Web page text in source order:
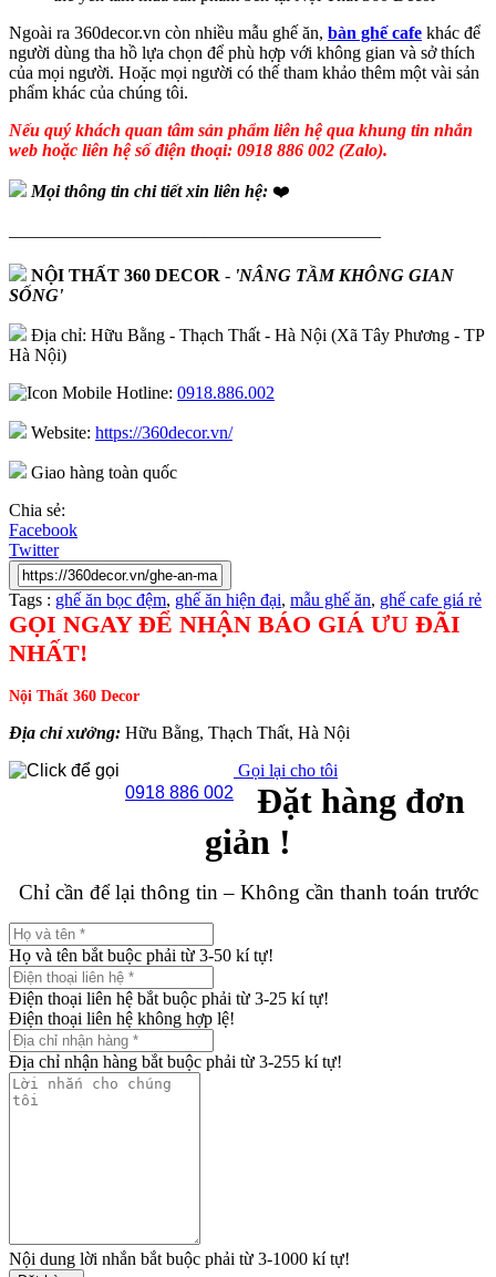
Ngoài ra 360decor.vn còn nhiều mẫu ghế ăn, bàn ghế cafe khác để
người dùng tha hồ lựa chọn để phù hợp với không gian và sở thích
của mọi người. Hoặc mọi người có thế tham khảo thêm một vài sản
phẩm khác của chúng tôi.
Nếu quý khách quan tâm sản phẩm liên hệ qua khung tin nhắn
web hoặc liên hệ số điện thoại: 0918 886 002 (Zalo).
Mọi thông tin chi tiết xin liên hệ: ❤️
—————————————————————
NỘI THẤT 360 DECOR - 'NÂNG TẦM KHÔNG GIAN
SỐNG'
Địa chỉ: Hữu Bằng - Thạch Thất - Hà Nội (Xã Tây Phương - TP
Hà Nội)
Hotline: 0918.886.002
Website: https://360decor.vn/
Giao hàng toàn quốc
Chia sẻ:
Facebook
Twitter
Tags : ghế ăn bọc đệm, ghế ăn hiện đại, mẫu ghế ăn, ghế cafe giá rẻ
GỌI NGAY ĐỂ NHẬN BÁO GIÁ ƯU ĐÃI
NHẤT!
Nội Thất 360 Decor
Địa chỉ xưởng: Hữu Bằng, Thạch Thất, Hà Nội
0918 886 002
Gọi lại cho tôi
Đặt hàng đơn
giản !
Chỉ cần để lại thông tin – Không cần thanh toán trước
Họ và tên bắt buộc phải từ 3-50 kí tự!
Điện thoại liên hệ bắt buộc phải từ 3-25 kí tự!
Điện thoại liên hệ không hợp lệ!
Địa chỉ nhận hàng bắt buộc phải từ 3-255 kí tự!
Nội dung lời nhắn bắt buộc phải từ 3-1000 kí tự!